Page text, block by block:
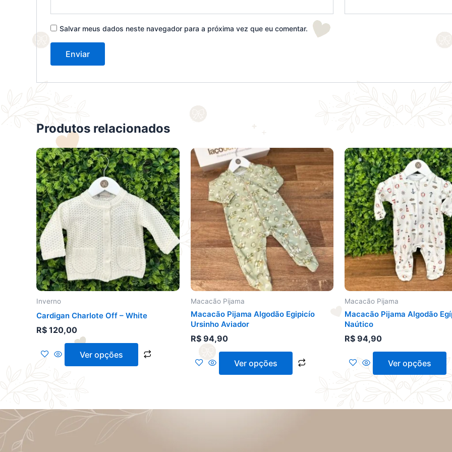
Salvar meus dados neste navegador para a próxima vez que eu comentar.
Produtos relacionados
Inverno
Cardigan Charlote Off – White
R$ 120,00
Ver opções
Este
produto
tem
várias
variantes.
As
opções
podem
ser
escolhidas
na
página
Macacão Pijama
Macacão Pijama Algodão Egipicío
Ursinho Aviador
R$94,90
Ver opções
Este
produto
tem
várias
variantes.
As
opções
podem
ser
escolhidas
na
página
produto
Macacão Pijama
Macacão Pijama Algodão
Naútico
R$ 94,90
Ver opções